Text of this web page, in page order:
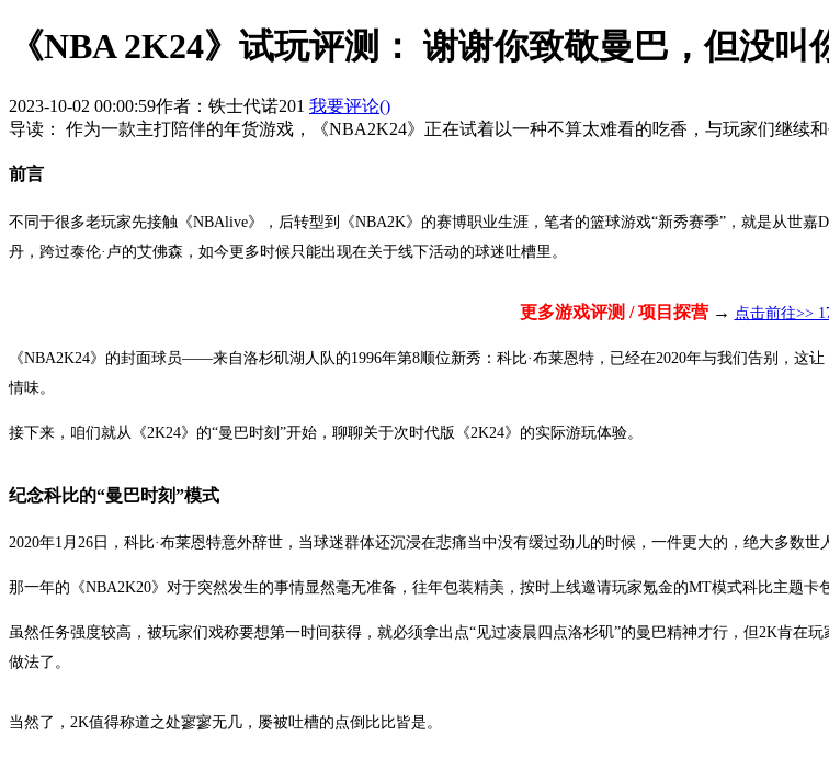
《NBA 2K24》试玩评测： 谢谢你致敬曼巴，但没叫
2023-10-02 00:00:59作者：铁士代诺201 我要评论()
导读：
作为一款主打陪伴的年货游戏，《NBA2K24》正在试着以一种不算太难看的吃香，与玩家们继续
前言
不同于很多老玩家先接触《NBAlive》，后转型到《NBA2K》的赛博职业生涯，笔者的篮球游戏“新秀赛季”，就是从世
丹，跨过泰伦·卢的艾佛森，如今更多时候只能出现在关于线下活动的球迷吐槽里。
更多游戏评测 / 项目探营 → 点击前往>>
《NBA2K24》的封面球员——来自洛杉矶湖人队的1996年第8顺位新秀：科比·布莱恩特，已经在2020年与我们告别，这
情味。
接下来，咱们就从《2K24》的“曼巴时刻”开始，聊聊关于次时代版《2K24》的实际游玩体验。
纪念科比的“曼巴时刻”模式
2020年1月26日，科比·布莱恩特意外辞世，当球迷群体还沉浸在悲痛当中没有缓过劲儿的时候，一件更大的，绝大多数世
那一年的《NBA2K20》对于突然发生的事情显然毫无准备，往年包装精美，按时上线邀请玩家氪金的MT模式科比主题卡
虽然任务强度较高，被玩家们戏称要想第一时间获得，就必须拿出点“见过凌晨四点洛杉矶”的曼巴精神才行，但2K肯在
做法了。
当然了，2K值得称道之处寥寥无几，屡被吐槽的点倒比比皆是。